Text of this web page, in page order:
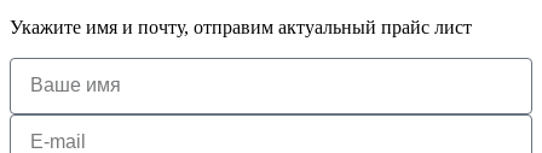
Укажите имя и почту, отправим актуальный прайс лист